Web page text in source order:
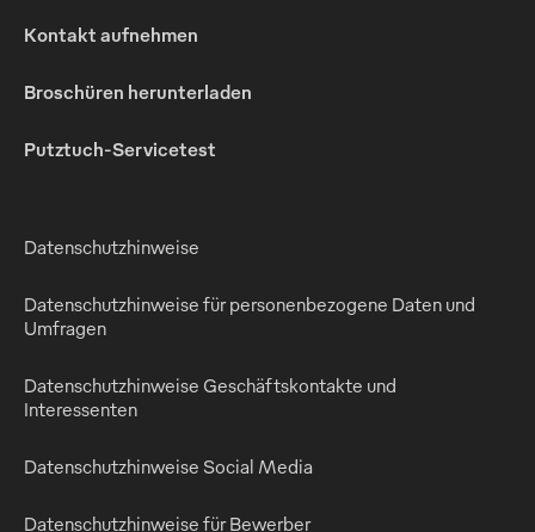
Kontakt aufnehmen
Broschüren herunterladen
Putztuch-Servicetest
Datenschutzhinweise
Datenschutzhinweise für personenbezogene Daten und
Umfragen
Datenschutzhinweise Geschäftskontakte und
Interessenten
Datenschutzhinweise Social Media
Datenschutzhinweise für Bewerber